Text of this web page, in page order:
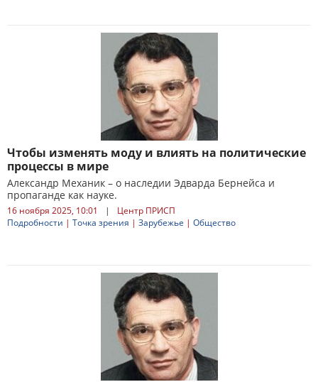
Чтобы изменять моду и влиять на политические
процессы в мире
Александр Механик – о наследии Эдварда Бернейса и
пропаганде как науке.
16 ноября 2025, 10:01 |
Центр ПРИСП
Подробности | Точка зрения | Зарубежье | Общество